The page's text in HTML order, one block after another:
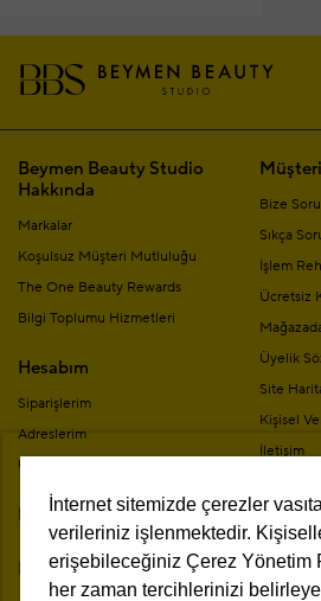
Beymen Beauty Studio
Hakkında
Markalar
Koşulsuz Müşteri Mutluluğu
The One Beauty Rewards
Bilgi Toplumu Hizmetleri
Hesabım
Siparişlerim
Adreslerim
Üyelik Bilgilerim
Mağazalar
Bize
Sıkça
İşlem
Ücretsiz
Üyelik
Site
Kişisel
İletişim
Bizi Takip Edin
İnternet sitemizde çerezler
verileriniz işlenmektedir.
erişebileceğiniz Çerez Yönetim
her zaman tercihlerinizi